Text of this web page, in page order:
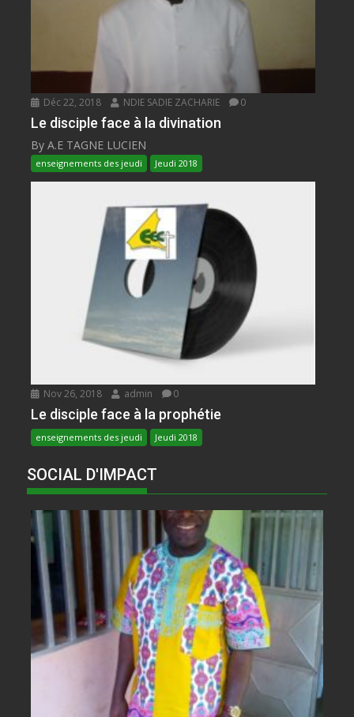
Déc 22, 2018 NDIE SADIE ZACHARIE 0
Le disciple face à la divination
By A.E TAGNE LUCIEN
enseignements des jeudi Jeudi 2018
Nov 26, 2018 admin 0
Le disciple face à la prophétie
enseignements des jeudi Jeudi 2018
SOCIAL D'IMPACT